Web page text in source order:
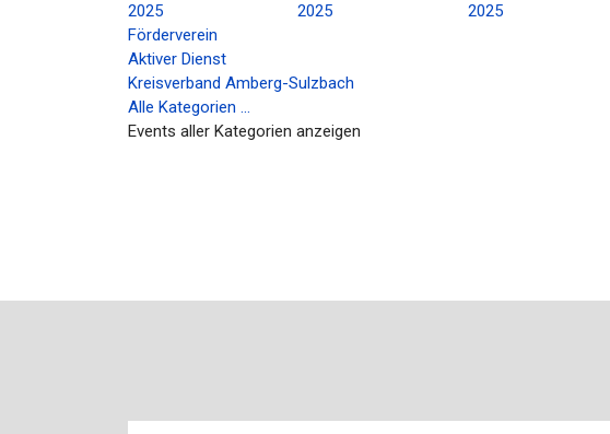
2025
2025
2025
Förderverein
Aktiver Dienst
Kreisverband Amberg-Sulzbach
Alle Kategorien ...
Events aller Kategorien anzeigen